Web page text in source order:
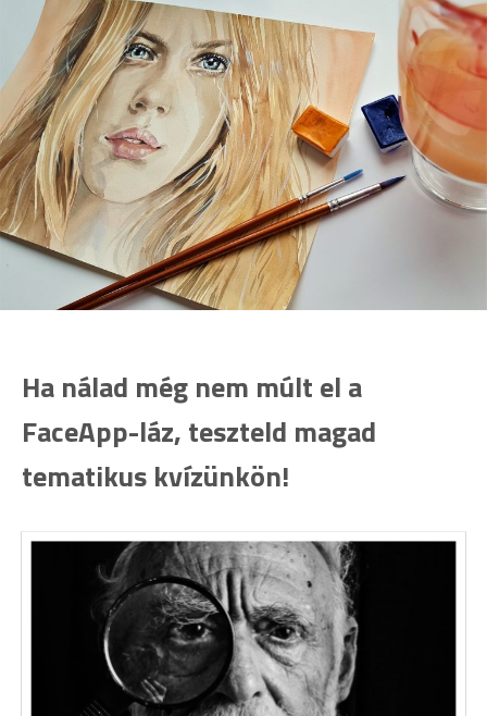
Ha nálad még nem múlt el a
FaceApp-láz, teszteld magad
tematikus kvízünkön!